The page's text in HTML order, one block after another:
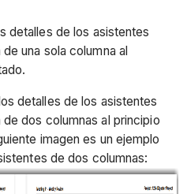
detalles de los asistentes
una sola columna al
detalles de los asistentes
dos columnas al principio
imagen es un ejemplo
de dos columnas: